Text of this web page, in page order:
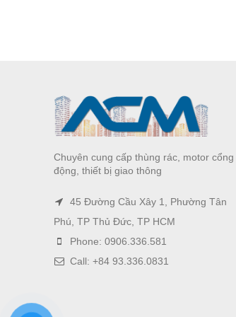
Chuyên cung cấp thùng rác, motor
động, thiết bị giao thông
45 Đường Cầu Xây 1, Phường Tân
Phú, TP Thủ Đức, TP HCM
Phone: 0906.336.581
Call: +84 93.336.0831